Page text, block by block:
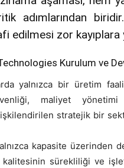
adımlarından
edilmesi zor kayıplara
Kurulum ve
yalnızca bir üretim
maliyet
stratejik bir
kapasite üzerinden
sürekliliği ve